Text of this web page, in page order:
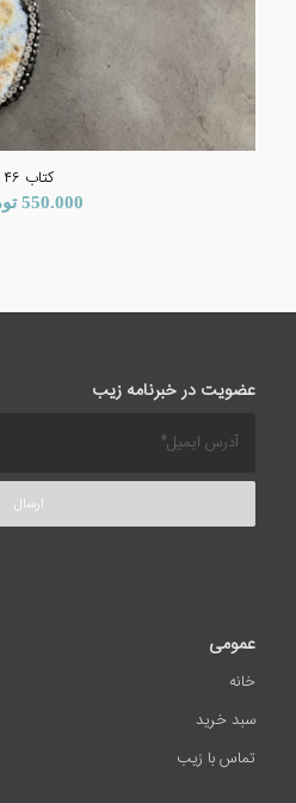
کتاب ۴۶
550.000
عضویت در خبرنامه زیب
عمومی
خانه
سبد خرید
تماس با زیب